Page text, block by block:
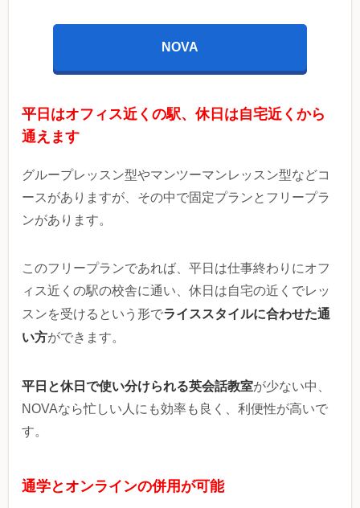
NOVA
平日はオフィス近くの駅、休日は自宅近くから
通えます
グループレッスン型やマンツーマンレッスン型などコ
ースがありますが、その中で固定プランとフリープラ
ンがあります。
このフリープランであれば、平日は仕事終わりにオフ
ィス近くの駅の校舎に通い、休日は自宅の近くでレッ
スンを受けるという形でライススタイルに合わせた通
い方ができます。
平日と休日で使い分けられる英会話教室が少ない中、
NOVAなら忙しい人にも効率も良く、利便性が高いで
す。
通学とオンラインの併用が可能